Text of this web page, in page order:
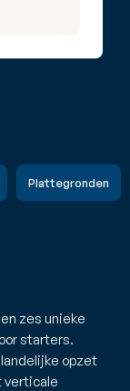
Plattegronden
zes unieke
starters.
opzet
verticale